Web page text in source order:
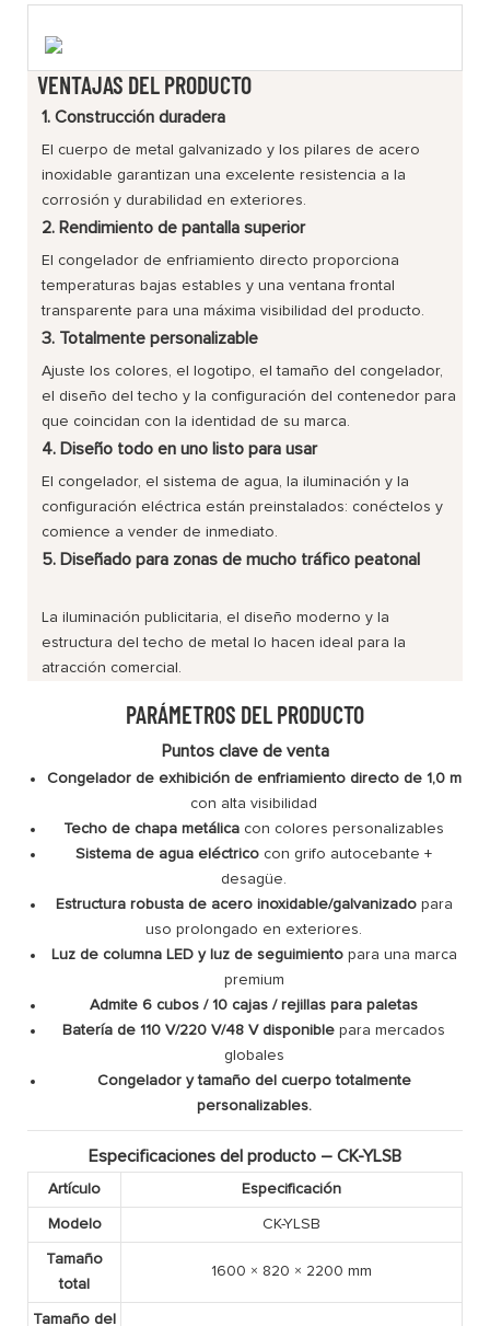
VENTAJAS DEL PRODUCTO
1. Construcción duradera
El cuerpo de metal galvanizado y los pilares de acero
inoxidable garantizan una excelente resistencia a la
corrosión y durabilidad en exteriores.
2. Rendimiento de pantalla superior
El congelador de enfriamiento directo proporciona
temperaturas bajas estables y una ventana frontal
transparente para una máxima visibilidad del producto.
3. Totalmente personalizable
Ajuste los colores, el logotipo, el tamaño del congelador,
el diseño del techo y la configuración del contenedor para
que coincidan con la identidad de su marca.
4. Diseño todo en uno listo para usar
El congelador, el sistema de agua, la iluminación y la
configuración eléctrica están preinstalados: conéctelos y
comience a vender de inmediato.
5. Diseñado para zonas de mucho tráfico peatonal
La iluminación publicitaria, el diseño moderno y la
estructura del techo de metal lo hacen ideal para la
atracción comercial.
PARÁMETROS DEL PRODUCTO
Puntos clave de venta
Congelador de exhibición de enfriamiento directo de 1,0 m
con alta visibilidad
Techo de chapa metálica con colores personalizables
Sistema de agua eléctrico con grifo autocebante +
desagüe.
Estructura robusta de acero inoxidable/galvanizadopara
uso prolongado en exteriores.
Luz de columna LED y luz de seguimientopara una marca
premium
Admite 6 cubos / 10 cajas / rejillas para paletas
Batería de 110 V/220 V/48 V disponible para mercados
globales
Congelador y tamaño del cuerpo totalmente
personalizables.
Especificaciones del producto – CK-YLSB
Artículo Especificación
Modelo CK-YLSB
Tamaño
total
1600 × 820 × 2200 mm
Tamaño del